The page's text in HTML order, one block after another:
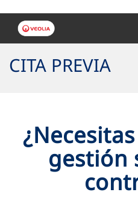
CITA PREVIA
gestión